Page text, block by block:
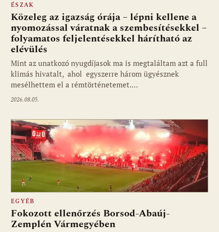
ÉSZAK
Közeleg az igazság órája – lépni kellene a
nyomozással váratnak a szembesítésekkel –
folyamatos feljelentésekkel hárítható az
elévülés
Mint az unatkozó nyugdíjasok ma is megtaláltam azt a full
klimás hivatalt, ahol egyszerre három ügyésznek
mesélhettem el a rémtörténetemet.…
2026.08.05.
EGYÉB
Fokozott ellenőrzés Borsod-Abaúj-
Zemplén Vármegyében